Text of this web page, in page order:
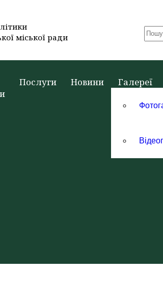
міської ради
Послуги Новини Галереї